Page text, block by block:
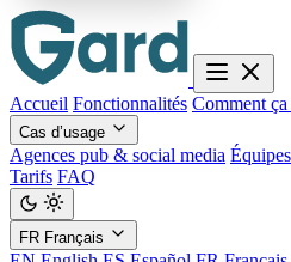
Accueil Fonctionnalités Comment
Cas d’usage
Agences pub & social media
Tarifs FAQ
FR Français